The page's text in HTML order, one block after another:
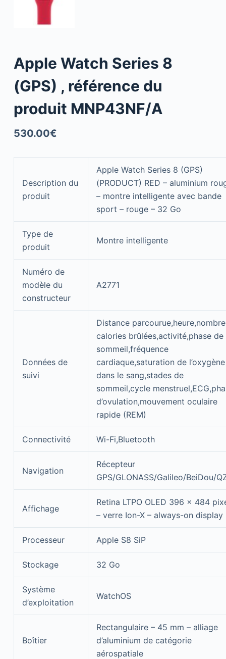
Apple Watch Series 8
(GPS) , référence du
produit MNP43NF/A
530.00€
Description du
produit
Apple Watch Series 8 (GPS)
(PRODUCT) RED – aluminium
– montre intelligente avec bande
sport – rouge – 32 Go
Type de
produit
Montre intelligente
Numéro de
modèle du
constructeur
A2771
Données de
suivi
Distance
calories brûlées,activité,phase de
sommeil,fréquence
cardiaque,saturation de l’oxygène
dans le sang,stades de
sommeil,cycle
d’ovulation,mouvement oculaire
rapide (REM)
Connectivité Wi-Fi,Bluetooth
Navigation
Récepteur
GPS/GLONASS/Galileo/BeiDou/
Affichage
Retina LTPO OLED 396 x 484
– verre Ion-X – always-on display
Processeur Apple S8 SiP
Stockage 32 Go
Système
d’exploitation
WatchOS
Boîtier
Rectangulaire – 45 mm – alliage
d’aluminium de catégorie
aérospatiale